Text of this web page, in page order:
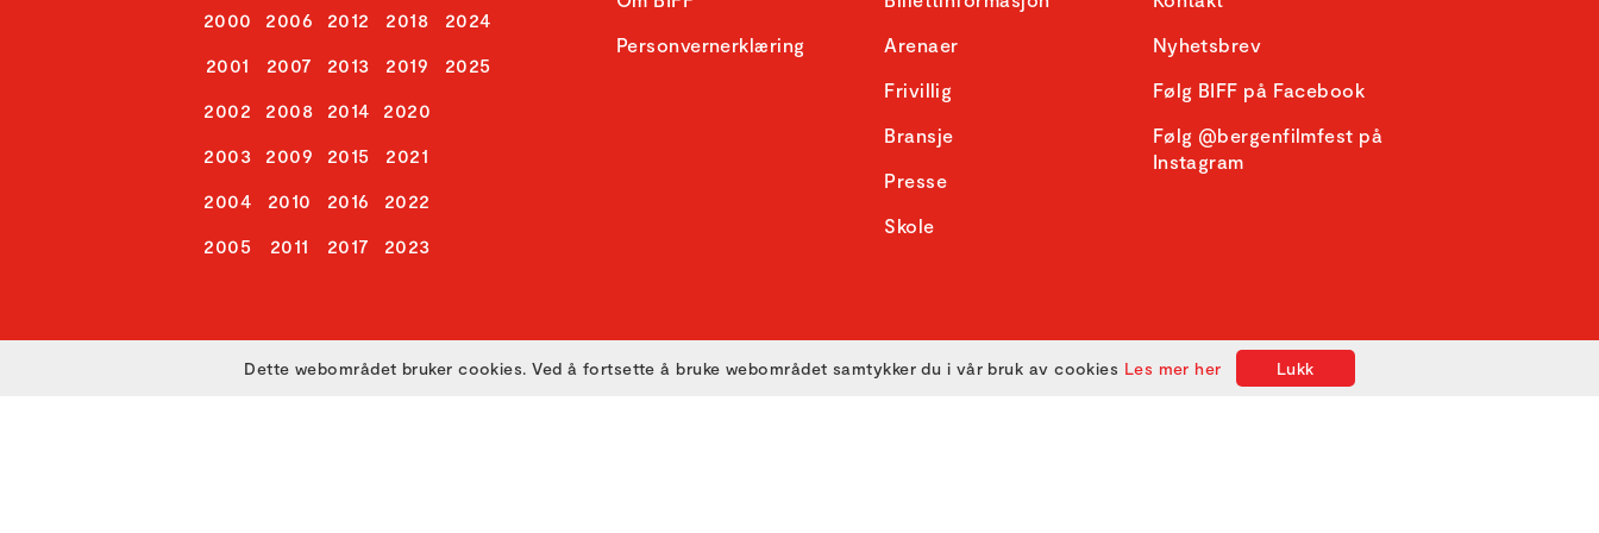
2000
2001
2002
2003
2004
2005
2006
2007
2008
2009
2010
2011
2012
2013
2014
2015
2016
2017
2018
2019
2020
2021
2022
2023
2024
2025
Personvernerklæring
Arenaer
Frivillig
Bransje
Presse
Skole
Nyhetsbrev
Følg BIFF på Facebook
Følg @bergenfilmfest på
Instagram
Lukk
Dette webområdet bruker cookies. Ved å fortsette å bruke webområdet samtykker du i vår bruk av cookies Les mer her